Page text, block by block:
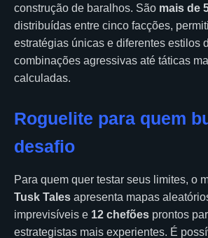
construção de baralhos. São mais de
distribuídas entre cinco facções,
estratégias únicas e diferentes estilos
combinações agressivas até táticas
calculadas.
Roguelite para quem
desafio
Para quem quer testar seus limites, o
Tusk Tales apresenta mapas
imprevisíveis e 12 chefões prontos
estrategistas mais experientes. É